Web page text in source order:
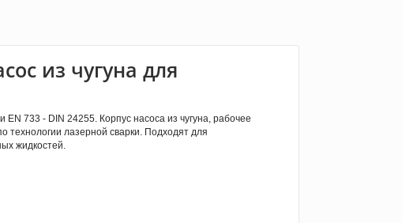
из чугуна для
733 - DIN 24255. Корпус насоса из чугуна, рабочее
лазерной сварки. Подходят для
жидкостей.